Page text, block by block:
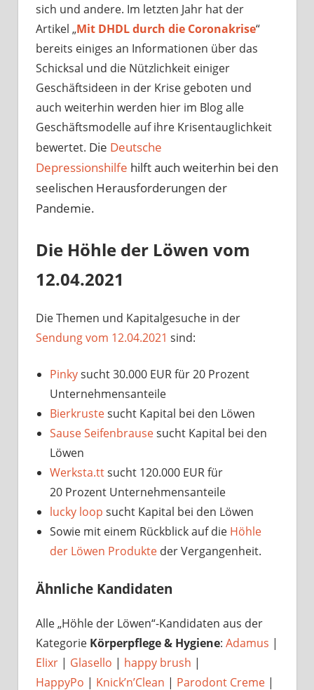
sich und andere. Im letzten Jahr hat der
Artikel „Mit DHDL durch die Coronakrise“
bereits einiges an Informationen über das
Schicksal und die Nützlichkeit einiger
Geschäftsideen in der Krise geboten und
auch weiterhin werden hier im Blog alle
Geschäftsmodelle auf ihre Krisentauglichkeit
bewertet. Die Deutsche
Depressionshilfe hilft auch weiterhin bei den
seelischen Herausforderungen der
Pandemie.
Die Höhle der Löwen vom
12.04.2021
Die Themen und Kapitalgesuche in der
Sendung vom 12.04.2021 sind:
Pinkysucht 30.000 EUR für 20 Prozent
Unternehmensanteile
Bierkrustesucht Kapital bei den Löwen
Sause Seifenbrausesucht Kapital bei den
Löwen
Werksta.ttsucht 120.000 EUR für
20 Prozent Unternehmensanteile
lucky loop sucht Kapital bei den Löwen
Sowie mit einem Rückblick auf die Höhle
der Löwen Produkte der Vergangenheit.
Ähnliche Kandidaten
Alle „Höhle der Löwen“-Kandidaten aus der
Kategorie Körperpflege & Hygiene: Adamus |
Elixr | Glasello | happy brush |
HappyPo | Knick’n’Clean | Parodont Creme |